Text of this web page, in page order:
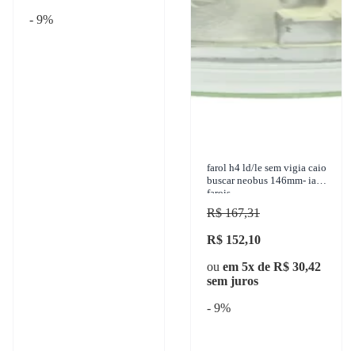
- 9%
farol h4 ld/le sem vigia caio
buscar neobus 146mm- iam
farois
R$ 167,31
R$ 152,10
ou em 5x de R$ 30,42
sem juros
- 9%